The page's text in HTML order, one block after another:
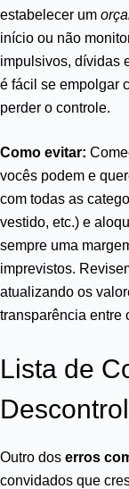
estabelecer um
início ou não
impulsivos, dívidas
é fácil se empolgar
perder o controle.
Como evitar:
vocês podem e
com todas as
vestido, etc.) e
sempre uma
imprevistos.
atualizando os
transparência entre
Lista de
Outro dos erros
convidados que